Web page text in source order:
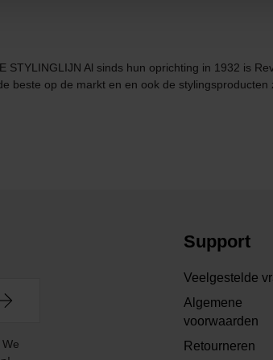
STYLINGLIJN Al sinds hun oprichting in 1932 is
beste op de markt en en ook de stylingsproducten
Support
Veelgestelde
Algemene
voorwaarden
Retourneren